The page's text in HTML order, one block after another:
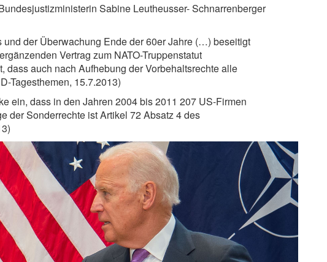
Sabine Leutheusser- Schnarrenberger
der Überwachung Ende der 60er Jahre (…) beseitigt
Vertrag zum NATO-Truppenstatut
auch nach Aufhebung der Vorbehaltsrechte alle
Tagesthemen, 15.7.2013)
ein, dass in den Jahren 2004 bis 2011 207 US-Firmen
der Sonderrechte ist Artikel 72 Absatz 4 des